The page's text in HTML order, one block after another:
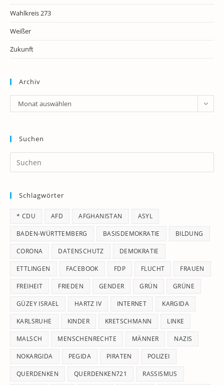
Wahlkreis 273
Weißer
Zukunft
Archiv
Archiv
Monat auswählen
Suchen
Schlagwörter
* CDU AFD AFGHANISTAN ASYL
BADEN-WÜRTTEMBERG BASISDEMOKRATIE BILDUNG
CORONA DATENSCHUTZ DEMOKRATIE
ETTLINGEN FACEBOOK FDP FLUCHT FRAUEN
FREIHEIT FRIEDEN GENDER GRÜN GRÜNE
GÜZEY ISRAEL HARTZ IV INTERNET KARGIDA
KARLSRUHE KINDER KRETSCHMANN LINKE
MALSCH MENSCHENRECHTE MÄNNER NAZIS
NOKARGIDA PEGIDA PIRATEN POLIZEI
QUERDENKEN QUERDENKEN721 RASSISMUS